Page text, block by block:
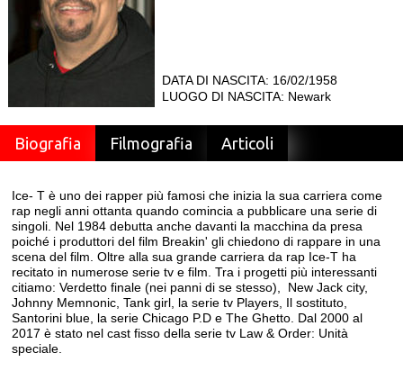
DATA DI NASCITA: 16/02/1958
LUOGO DI NASCITA: Newark
Biografia Filmografia Articoli
Ice- T è uno dei rapper più famosi che inizia la sua carriera come
rap negli anni ottanta quando comincia a pubblicare una serie di
singoli. Nel 1984 debutta anche davanti la macchina da presa
poiché i produttori del film Breakin' gli chiedono di rappare in una
scena del film. Oltre alla sua grande carriera da rap Ice-T ha
recitato in numerose serie tv e film. Tra i progetti più interessanti
citiamo: Verdetto finale (nei panni di se stesso), New Jack city,
Johnny Memnonic, Tank girl, la serie tv Players, Il sostituto,
Santorini blue, la serie Chicago P.D e The Ghetto. Dal 2000 al
2017 è stato nel cast fisso della serie tv Law & Order: Unità
speciale.